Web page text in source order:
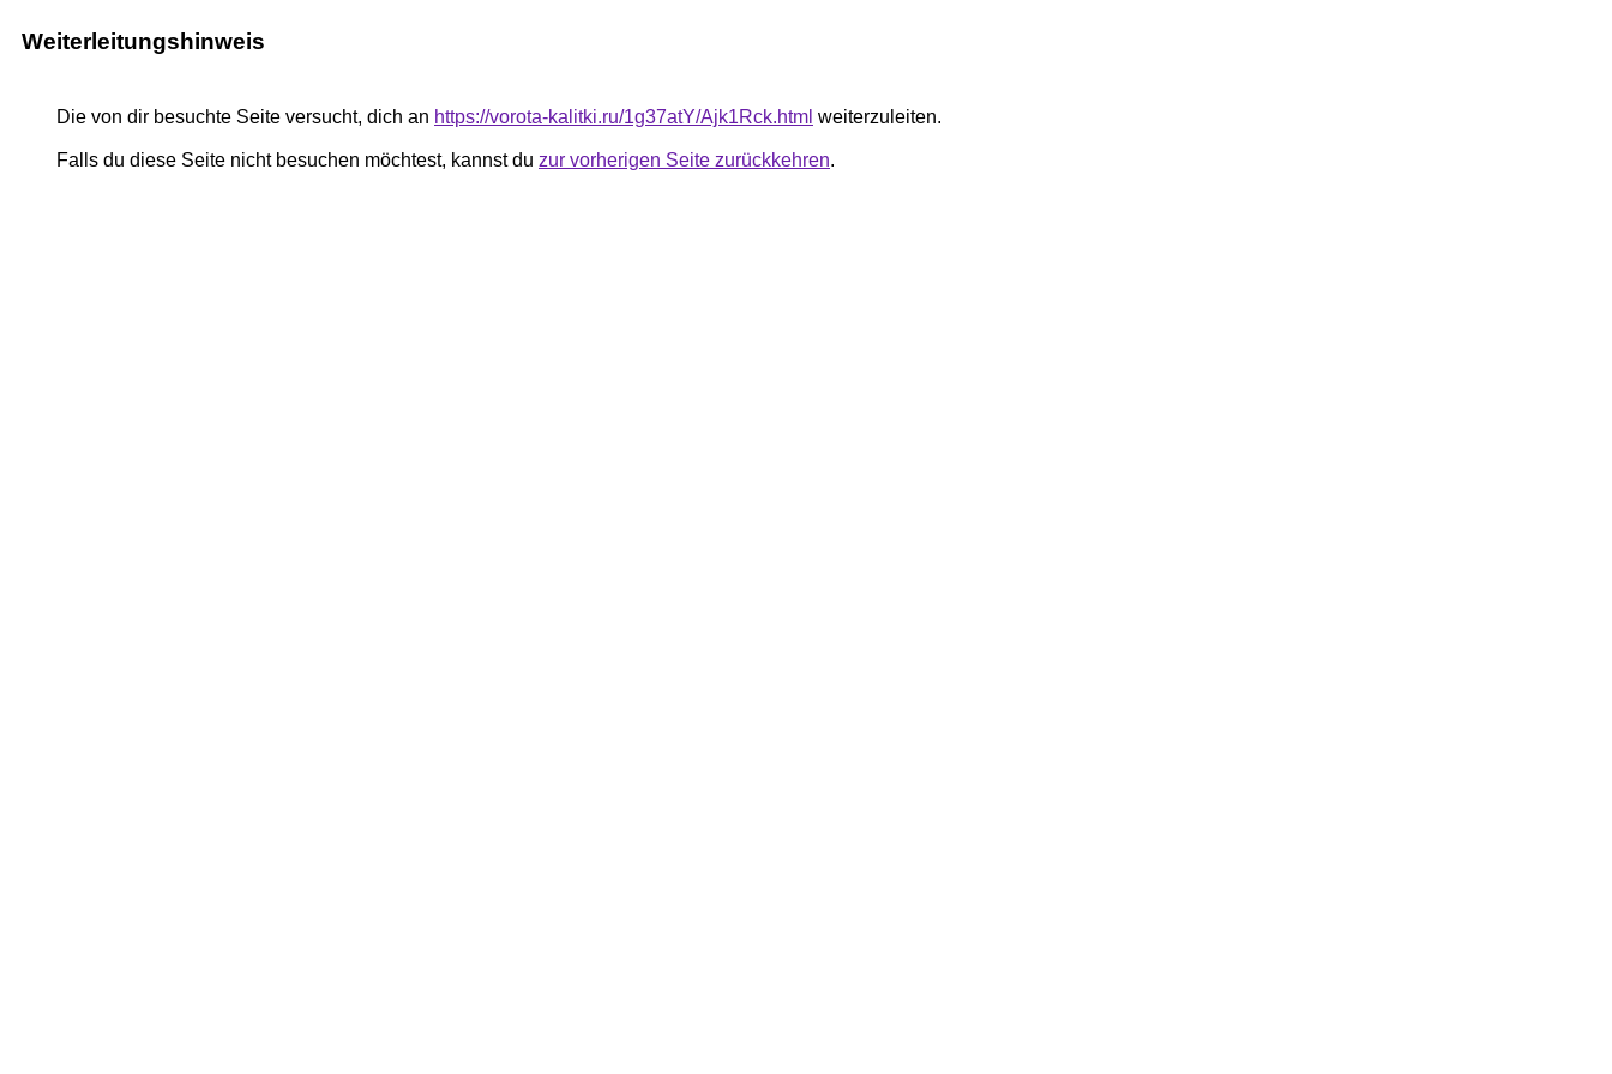
Weiterleitungshinweis
Die von dir besuchte Seite versucht, dich an https://vorota-kalitki.ru/1g37atY/Ajk1Rck.html weiterzuleiten.
Falls du diese Seite nicht besuchen möchtest, kannst du zur vorherigen Seite zurückkehren.